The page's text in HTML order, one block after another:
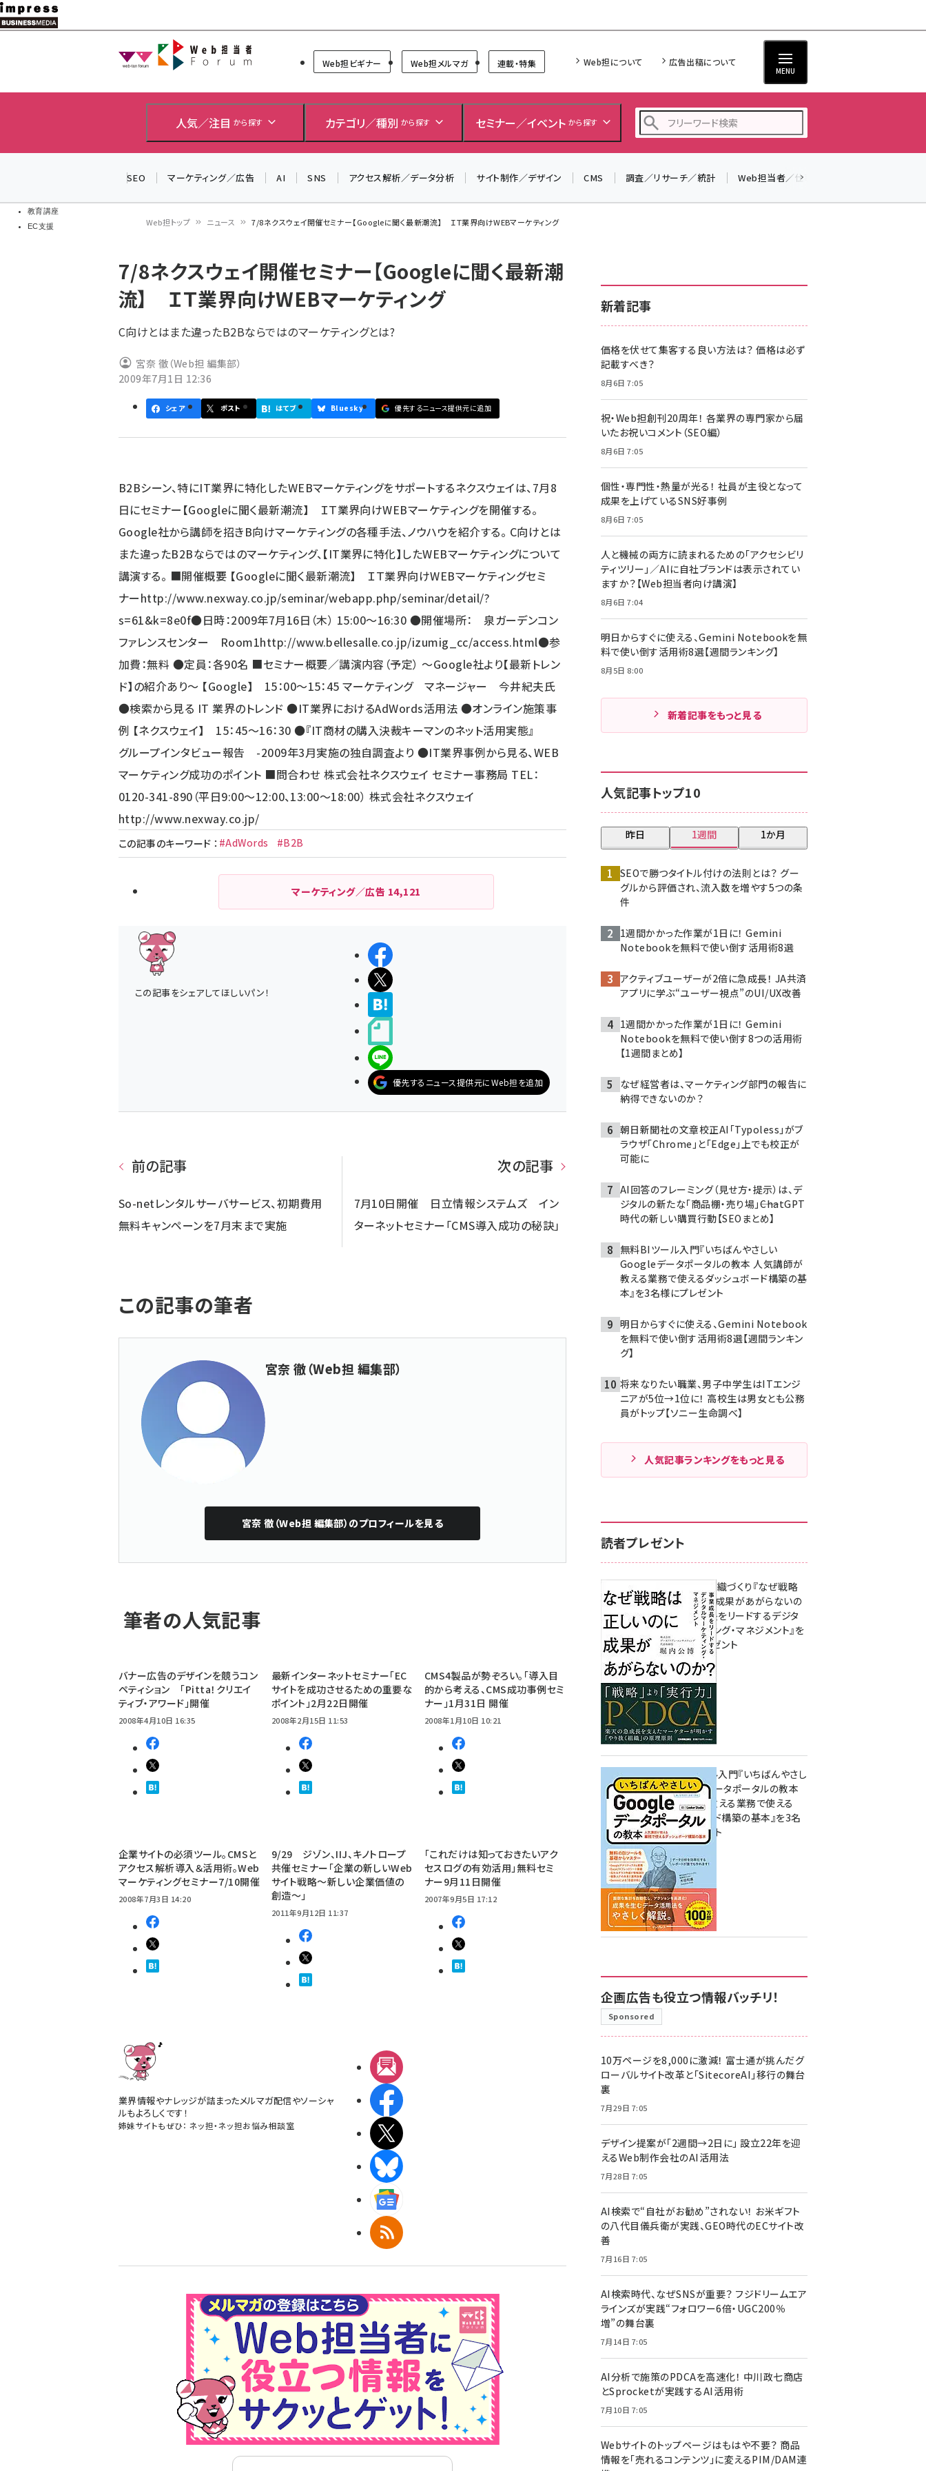
メ
イ
教育講座
EC支援
Web担当者Forum
Web担ビギナー Web担メルマガ 連載・特集 Web担について 広告出稿について
MENU
人気／注目 から探す カテゴリ／種別 から探す セミナー／イベント から探す
z世代 (1622)
meo (1275)
SEO マーケティング／広告 AI SNS アクセス解析／データ分析 サイト制作／デザイン CMS 調査／リサーチ／統計 Web担当者／仕事
ン
く
ず
Web担トップ ニュース 7/8ネクスウェイ開催セミナー【Googleに聞く最新潮流】 ＩＴ業界向けWEBマーケティング
7/8ネクスウェイ開催セミナー【Googleに聞く最新潮
流】 ＩＴ業界向けWEBマーケティング
C向けとはまた違ったB2Bならではのマーケティングとは?
宮奈 徹（Web担 編集部）
2009年7月1日 12:36
シェア ポスト はてブ Bluesky 優先するニュース提供元に追加
B2Bシーン、特にIT業界に特化したWEBマーケティングをサポートするネクスウェイは、7月8
日にセミナー【Googleに聞く最新潮流】 ＩＴ業界向けWEBマーケティングを開催する。
Google社から講師を招きB向けマーケティングの各種手法、ノウハウを紹介する。 C向けとは
また違ったB2Bならではのマーケティング、【IT業界に特化】したWEBマーケティングについて
講演する。 ■開催概要 【Googleに聞く最新潮流】 ＩＴ業界向けWEBマーケティングセミ
ナーhttp://www.nexway.co.jp/seminar/webapp.php/seminar/detail/?
s=61&k=8e0f●日時：2009年7月16日（木） 15:00～16:30 ●開催場所： 泉ガーデンコン
ファレンスセンター Room1http://www.bellesalle.co.jp/izumig_cc/access.html●参
加費：無料 ●定員：各90名 ■セミナー概要／講演内容（予定） ～Google社より【最新トレン
ド】の紹介あり～ 【Google】 15：00～15：45 マーケティング マネージャー 今井紀夫氏
●検索から見る IT 業界のトレンド ●IT業界におけるAdWords活用法 ●オンライン施策事
例 【ネクスウェイ】 15：45～16：30 ●『IT商材の購入決裁キーマンのネット活用実態』
グループインタビュー報告 -2009年3月実施の独自調査より ●IT業界事例から見る、WEB
マーケティング成功のポイント ■問合わせ 株式会社ネクスウェイ セミナー事務局 TEL：
0120-341-890（平日9:00～12:00、13:00～18:00） 株式会社ネクスウェイ
http://www.nexway.co.jp/
この記事のキーワード ： #AdWords #B2B
マーケティング／広告 14,121
この記事をシェアしてほしいパン！
シェアする
ポストする
LINEで送る
優先するニュース提供元にWeb担を追加
前の記事
So-netレンタルサーバサービス、初期費用
無料キャンペーンを7月末まで実施
次の記事
7月10日開催 日立情報システムズ イン
ターネットセミナー「CMS導入成功の秘訣」
この記事の筆者
宮奈 徹（Web担 編集部）
宮奈 徹（Web担 編集部） のプロフィールを見る
筆者の人気記事
バナー広告のデザインを競うコン
ペティション 「Pitta！クリエイ
ティブ・アワード」開催
2008年4月10日 16:35
最新インターネットセミナー「EC
サイトを成功させるための重要な
ポイント」2月22日開催
2008年2月15日 11:53
CMS4製品が勢ぞろい。「導入目
的から考える、CMS成功事例セミ
ナー」1月31日 開催
2008年1月10日 10:21
企業サイトの必須ツール。CMSと
アクセス解析導入＆活用術。Web
マーケティングセミナー7/10開催
2008年7月3日 14:20
9/29 ジゾン、IIJ、キノトロープ
共催セミナー「企業の新しいWeb
サイト戦略～新しい企業価値の
創造～」
2011年9月12日 11:37
「これだけは知っておきたいアク
セスログの有効活用」無料セミ
ナー9月11日開催
2007年9月5日 17:12
業界情報やナレッジが詰まったメルマガ配信やソーシャ
ルもよろしくです！
姉妹サイトもぜひ： ネッ担・ネッ担お悩み相談室
RSS
新着記事
価格を伏せて集客する良い方法は？ 価格は必ず
記載すべき？
8月6日 7:05
祝・Web担創刊20周年！ 各業界の専門家から届
いたお祝いコメント（SEO編）
8月6日 7:05
個性・専門性・熱量が光る！ 社員が主役となって
成果を上げているSNS好事例
8月6日 7:05
人と機械の両方に読まれるための「アクセシビリ
ティツリー」／AIに自社ブランドは表示されてい
ますか？【Web担当者向け講演】
8月6日 7:04
明日からすぐに使える、Gemini Notebookを無
料で使い倒す活用術8選【週間ランキング】
8月5日 8:00
新着記事をもっと見る
人気記事トップ10
昨日 1週間 1か月
SEOで勝つタイトル付けの法則とは？ グー
グルから評価され、流入数を増やす5つの条
件
1週間かかった作業が1日に！ Gemini
Notebookを無料で使い倒す活用術8選
アクティブユーザーが2倍に急成長！ JA共済
アプリに学ぶ“ユーザー視点”のUI/UX改善
1週間かかった作業が1日に！ Gemini
Notebookを無料で使い倒す8つの活用術
【1週間まとめ】
なぜ経営者は、マーケティング部門の報告に
納得できないのか？
朝日新聞社の文章校正AI「Typoless」がブ
ラウザ「Chrome」と「Edge」上でも校正が
可能に
AI回答のフレーミング（見せ方・提示）は、デ
ジタルの新たな「商品棚・売り場」――ChatGPT
時代の新しい購買行動【SEOまとめ】
無料BIツール入門『いちばんやさしい
Googleデータポータルの教本 人気講師が
教える業務で使えるダッシュボード構築の基
本』を3名様にプレゼント
明日からすぐに使える、Gemini Notebook
を無料で使い倒す活用術8選【週間ランキン
グ】
将来なりたい職業、男子中学生はITエンジ
ニアが5位→1位に！ 高校生は男女とも公務
員がトップ【ソニー生命調べ】
人気記事ランキングをもっと見る
読者プレゼント
成果を生む組織づくり『なぜ戦略
は正しいのに成果があがらないの
か？ 事業成長をリードするデジタ
ルマーケティング・マネジメント』を
3名様にプレゼント
10:00
無料BIツール入門『いちばんやさし
いGoogleデータポータルの教本
人気講師が教える業務で使える
ダッシュボード構築の基本』を3名
様にプレゼント
7月31日 10:00
企画広告も役立つ情報バッチリ！
Sponsored
10万ページを8,000に激減！ 富士通が挑んだグ
ローバルサイト改革と「SitecoreAI」移行の舞台
裏
7月29日 7:05
デザイン提案が「2週間→2日に」 設立22年を迎
えるWeb制作会社のAI活用法
7月28日 7:05
AI検索で“自社がお勧め”されない！ お米ギフト
の八代目儀兵衛が実践、GEO時代のECサイト改
善
7月16日 7:05
AI検索時代、なぜSNSが重要？ フジドリームエア
ラインズが実践“フォロワー6倍・UGC200％
増”の舞台裏
7月14日 7:05
AI分析で施策のPDCAを高速化！ 中川政七商店
とSprocketが実践するAI活用術
7月10日 7:05
Webサイトのトップページはもはや不要？ 商品
情報を「売れるコンテンツ」に変えるPIM/DAM連